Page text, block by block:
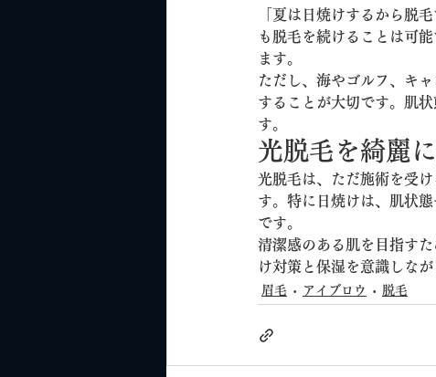
「夏は日焼けするから脱
も脱毛を続けることは可
ます。
ただし、海やゴルフ、キ
することが大切です。肌
す。
光脱毛を綺麗
光脱毛は、ただ施術を受
す。特に日焼けは、肌状
です。
清潔感のある肌を目指す
け対策と保湿を意識しな
眉毛 アイブロウ 脱毛